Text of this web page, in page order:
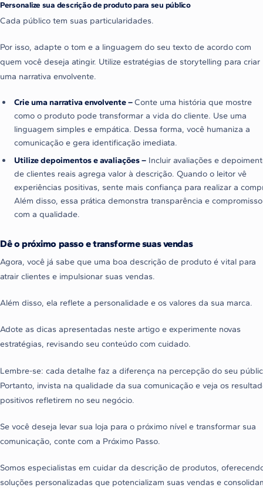
Personalize sua descrição de produto para seu público
Cada público tem suas particularidades.
Por isso, adapte o tom e a linguagem do seu texto de acordo com
quem você deseja atingir. Utilize estratégias de storytelling para criar
uma narrativa envolvente.
Crie uma narrativa envolvente –Conte uma história que mostre
como o produto pode transformar a vida do cliente. Use uma
linguagem simples e empática. Dessa forma, você humaniza a
comunicação e gera identificação imediata.
Utilize depoimentos e avaliações – Incluir avaliações e
de clientes reais agrega valor à descrição. Quando o leitor vê
experiências positivas, sente mais confiança para realizar a
Além disso, essa prática demonstra transparência e compromisso
com a qualidade.
Dê o próximo passo e transforme suas vendas
Agora, você já sabe que uma boa descrição de produto é vital para
atrair clientes e impulsionar suas vendas.
Além disso, ela reflete a personalidade e os valores da sua marca.
Adote as dicas apresentadas neste artigo e experimente novas
estratégias, revisando seu conteúdo com cuidado.
Lembre-se: cada detalhe faz a diferença na percepção do seu
Portanto, invista na qualidade da sua comunicação e veja os
positivos refletirem no seu negócio.
Se você deseja levar sua loja para o próximo nível e transformar sua
comunicação, conte com a Próximo Passo.
Somos especialistas em cuidar da descrição de produtos,
soluções personalizadas que potencializam suas vendas e